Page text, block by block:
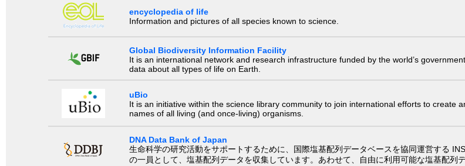
encyclopedia of life
Information and pictures of all species known to science.
Global Biodiversity Information Facility
It is an international network and research infrastructure funded by the world’s
data about all types of life on Earth.
uBio
It is an initiative within the science library community to join international efforts to create
names of all living (and once-living) organisms.
DNA Data Bank of Japan
生命科学の研究活動をサポートするために、国際塩基配列データベースを協同運営する
の一員として、塩基配列データを収集しています。あわせて、自由に利用可能な塩基配列